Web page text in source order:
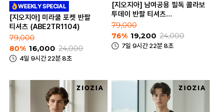
[지오지아] 미라쿨 포켓 반팔
티셔츠 (ABE2TR1104)
79,000
80% 16,000 24,000
4일 9시간 22분 8초
[지오지아] 남여공용 필독 콜라보
투데이 반팔 티셔츠
(ABE2TR3201)
79,000
76% 19,200 24,000
7일 9시간 22분 8초